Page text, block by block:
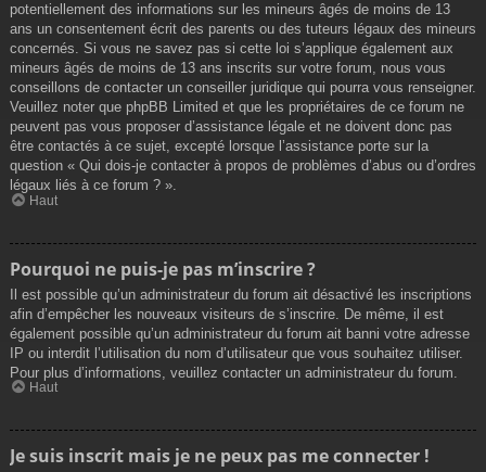
potentiellement des informations sur les mineurs âgés de moins de 13
ans un consentement écrit des parents ou des tuteurs légaux des mineurs
concernés. Si vous ne savez pas si cette loi s’applique également aux
mineurs âgés de moins de 13 ans inscrits sur votre forum, nous vous
conseillons de contacter un conseiller juridique qui pourra vous renseigner.
Veuillez noter que phpBB Limited et que les propriétaires de ce forum ne
peuvent pas vous proposer d’assistance légale et ne doivent donc pas
être contactés à ce sujet, excepté lorsque l’assistance porte sur la
question « Qui dois-je contacter à propos de problèmes d’abus ou d’ordres
légaux liés à ce forum ? ».
Haut
Pourquoi ne puis-je pas m’inscrire ?
Il est possible qu’un administrateur du forum ait désactivé les inscriptions
afin d’empêcher les nouveaux visiteurs de s’inscrire. De même, il est
également possible qu’un administrateur du forum ait banni votre adresse
IP ou interdit l’utilisation du nom d’utilisateur que vous souhaitez utiliser.
Pour plus d’informations, veuillez contacter un administrateur du forum.
Haut
Je suis inscrit mais je ne peux pas me connecter !